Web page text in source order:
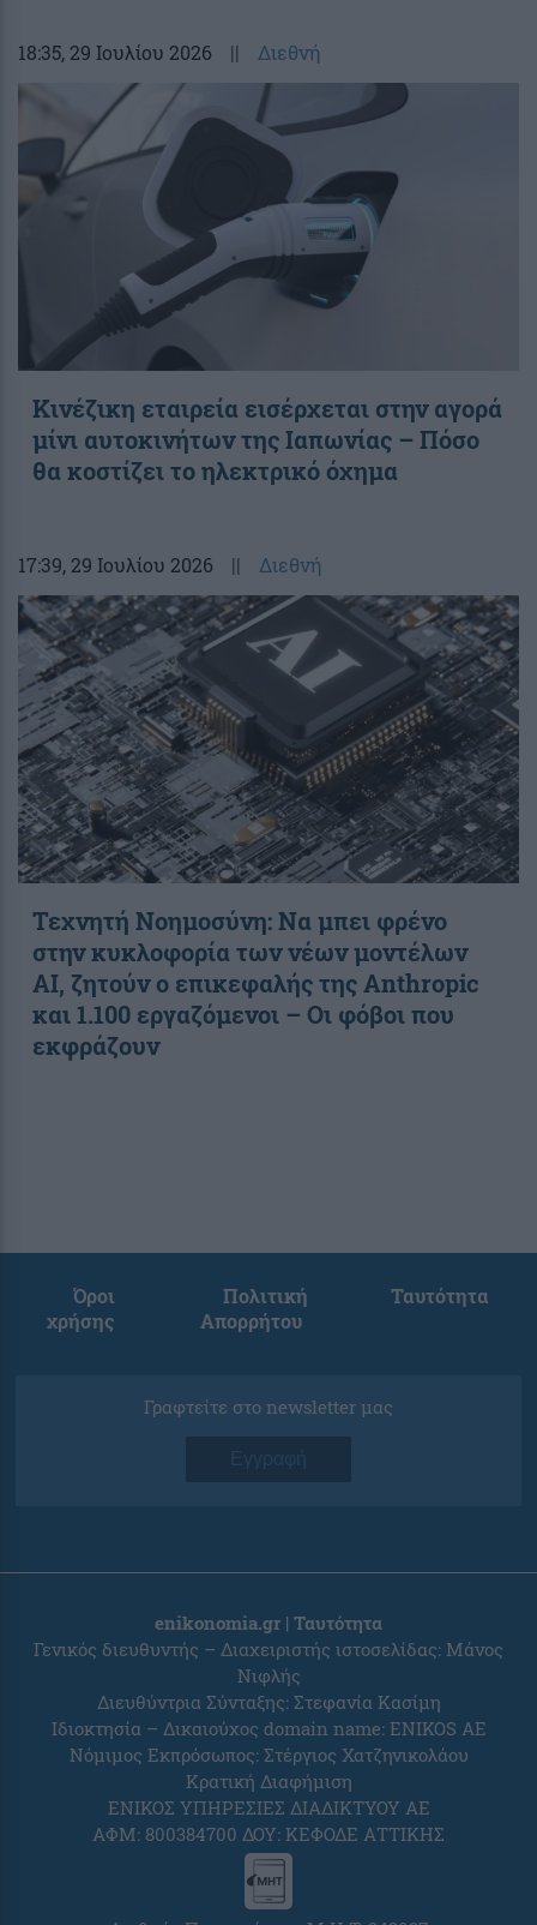
18:35, 29 Ιουλίου 2026 || Διεθνή
Κινέζικη εταιρεία εισέρχεται στην αγορά
μίνι αυτοκινήτων της Ιαπωνίας – Πόσο
θα κοστίζει το ηλεκτρικό όχημα
17:39, 29 Ιουλίου 2026 || Διεθνή
Τεχνητή Νοημοσύνη: Να μπει φρένο
στην κυκλοφορία των νέων μοντέλων
AI, ζητούν ο επικεφαλής της Anthropic
και 1.100 εργαζόμενοι – Οι φόβοι που
εκφράζουν
Όροι
χρήσης
Πολιτική
Απορρήτου
Ταυτότητα
Γραφτείτε στο newsletter μας
Εγγραφή
enikonomia.gr | Ταυτότητα
Γενικός διευθυντής – Διαχειριστής ιστοσελίδας: Μάνος
Νιφλής
Διευθύντρια Σύνταξης: Στεφανία Κασίμη
Ιδιοκτησία – Δικαιούχος domain name: ENIKOS AE
Νόμιμος Εκπρόσωπος: Στέργιος Χατζηνικολάου
Κρατική Διαφήμιση
ΕΝΙΚΟΣ ΥΠΗΡΕΣΙΕΣ ΔΙΑΔΙΚΤΥΟΥ ΑΕ
ΑΦΜ: 800384700 ΔΟΥ: ΚΕΦΟΔΕ ΑΤΤΙΚΗΣ